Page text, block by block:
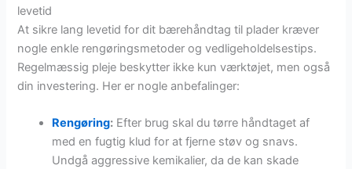
levetid
At sikre lang levetid for dit bærehåndtag til plader kræver
nogle enkle rengøringsmetoder og vedligeholdelsestips.
Regelmæssig pleje beskytter ikke kun værktøjet, men også
din investering. Her er nogle anbefalinger:
Rengøring: Efter brug skal du tørre håndtaget af
med en fugtig klud for at fjerne støv og snavs.
Undgå aggressive kemikalier, da de kan skade